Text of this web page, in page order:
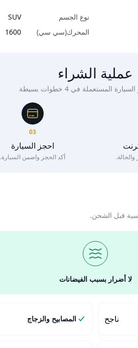
نوع الجسم
SUV
المحرك(سي سي)
1600
عملية الشراء
المستعملة في 4 خطوات بسيطة
03
احجز السيارة
أكد الحجز واضمن السيارة.
قبل الشحن.
لا أضرار بسبب الفيضانات
ناجح المصابيح والزجاج